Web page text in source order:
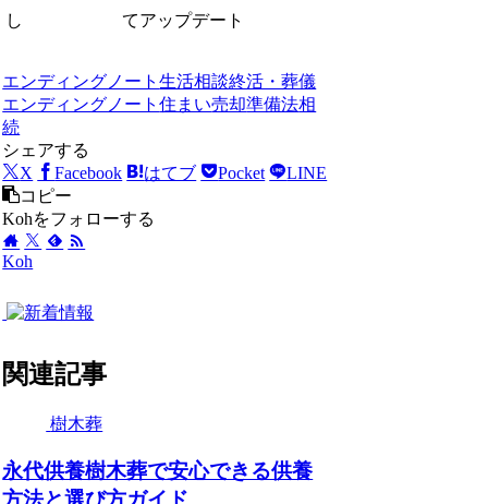
し
てアップデート
エンディングノート生活相談終活・葬儀
エンディングノート住まい売却準備法相
続
シェアする
X
Facebook はてブ Pocket
LINE
コピー
Kohをフォローする
Koh
関連記事
樹木葬
永代供養樹木葬で安心できる供養
方法と選び方ガイド